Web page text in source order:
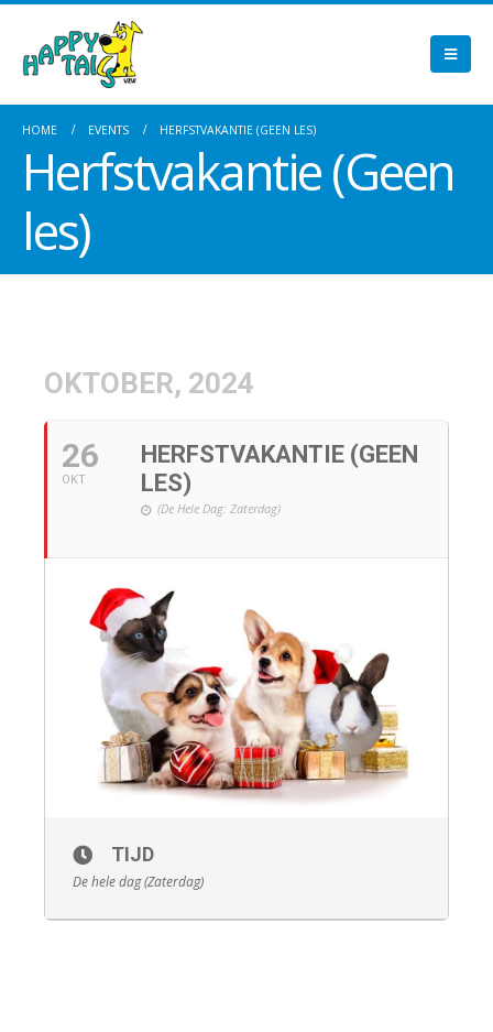
HOME EVENTS HERFSTVAKANTIE (GEEN LES)
Herfstvakantie (Geen
les)
OKTOBER, 2024
26
OKT
HERFSTVAKANTIE (GEEN
LES)
(De Hele Dag: Zaterdag)
TIJD
De hele dag (Zaterdag)